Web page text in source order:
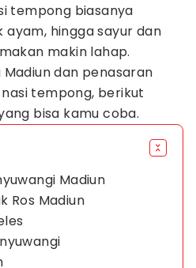
tempong biasanya
ayam, hingga sayur dan
makin lahap.
Madiun dan penasaran
tempong, berikut
bisa kamu coba.
Madiun
Ros Madiun